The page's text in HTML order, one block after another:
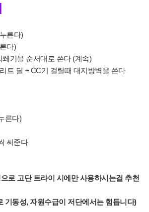
른다)
다)
기을 순서대로 쓴다 (계속)
트 딜 + CC기 걸릴때 대지방벽을 쓴다
른다)
써준다
로 고단 트라이 시에만 사용하시는걸 추천
기동성, 자원수급이 저단에서는 힘듭니다)